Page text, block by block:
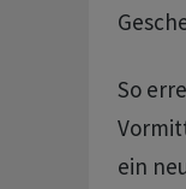
So
ein